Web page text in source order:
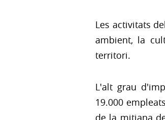
Les activitats
ambient, la
territori.
L'alt grau
19.000
de la mitjana